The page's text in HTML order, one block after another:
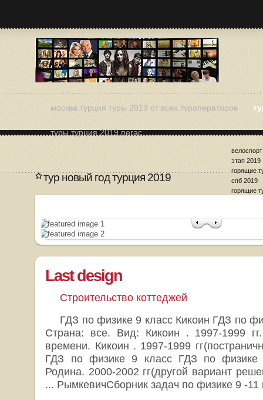
москва турция туры 2019 от всех туроператоров
этап 2019
горящие
спб 2019
горящие
мае 2019
туры турция 2019 пегас
тур новый год турция 2019
Last design
Строительство коттеджей
ГДЗ по физике 9 класс Кикоин ГДЗ по
Страна: все. Вид: Кикоин . 1997-1999
времени. Кикоин . 1997-1999
ГДЗ по физике 9 класс ГДЗ по физике
Родина. 2000-2002 гг(другой вариант
... РымкевичСборник задач по физике 9 -